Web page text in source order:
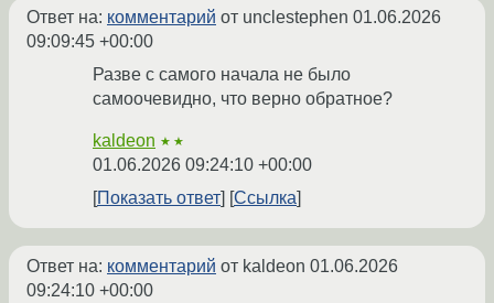
Ответ на: комментарий от unclestephen 01.06.2026
09:09:45 +00:00
Разве с самого начала не было
самоочевидно, что верно обратное?
kaldeon ★★
01.06.2026 09:24:10 +00:00
Показать ответ
Ссылка
Ответ на: комментарий от kaldeon 01.06.2026
09:24:10 +00:00